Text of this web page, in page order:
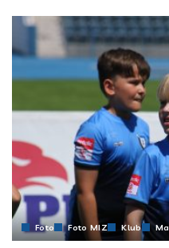
Foto Foto MIZ Klub